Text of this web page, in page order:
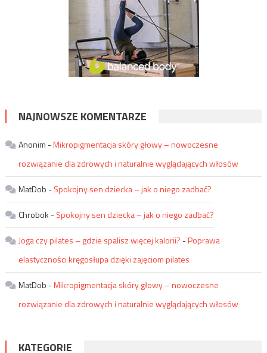
NAJNOWSZE KOMENTARZE
Anonim -Mikropigmentacja skóry głowy – nowoczesne
rozwiązanie dla zdrowych i naturalnie wyglądających włosów
MatDob -Spokojny sen dziecka – jak o niego zadbać?
Chrobok -Spokojny sen dziecka – jak o niego zadbać?
Joga czy pilates – gdzie spalisz więcej kalorii? -Poprawa
elastyczności kręgosłupa dzięki zajęciom pilates
MatDob -Mikropigmentacja skóry głowy – nowoczesne
rozwiązanie dla zdrowych i naturalnie wyglądających włosów
KATEGORIE